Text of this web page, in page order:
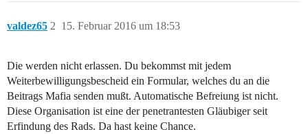
valdez65 15. Februar 2016 um 18:53
2
Die werden nicht erlassen. Du bekommst mit jedem
Weiterbewilligungsbescheid ein Formular, welches du an die
Beitrags Mafia senden mußt. Automatische Befreiung ist nicht.
Diese Organisation ist eine der penetrantesten Gläubiger seit
Erfindung des Rads. Da hast keine Chance.